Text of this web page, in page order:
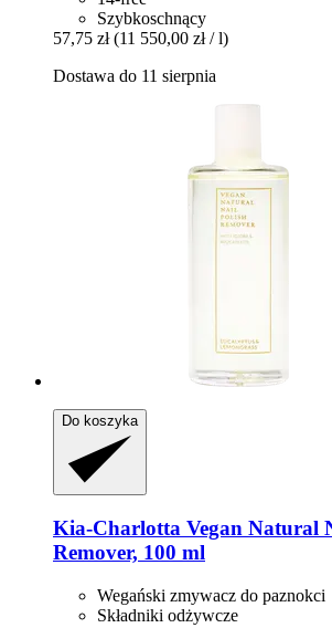
Szybkoschnący
57,75 zł (11 550,00 zł / l)
Dostawa do 11 sierpnia
Do koszyka
Kia-Charlotta Vegan Natural
Remover, 100 ml
Wegański zmywacz do paznokci
Składniki odżywcze